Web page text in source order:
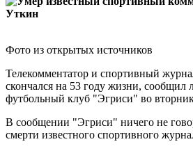
Фото из открытых источников
Телекомментатор и спортивный
скончался на 53 году жизни, сообщил
футбольный клуб "Эгриси" во
В сообщении "Эгриси" ничего не
смерти известного спортивного